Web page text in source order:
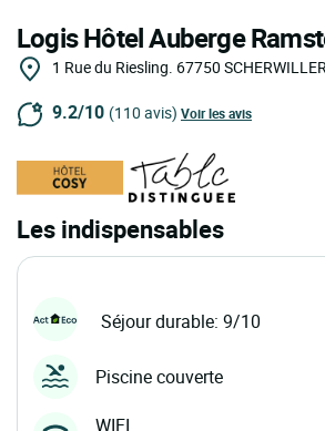
Logis Hôtel Auberge
1 Rue du Riesling. 67750
9.2/10 (110 avis) Voir les avis
Les indispensables
Séjour durable: 9/10
Piscine couverte
WIFI